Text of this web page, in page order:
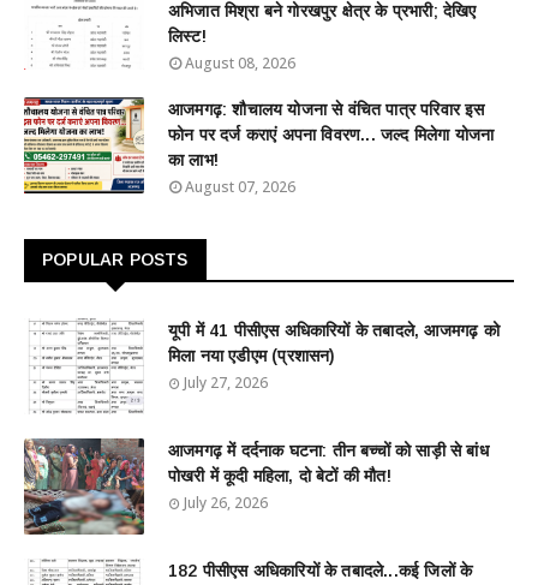
अभिजात मिश्रा बने गोरखपुर क्षेत्र के प्रभारी; देखिए
लिस्ट!
August 08, 2026
आजमगढ़: शौचालय योजना से वंचित पात्र परिवार इस
फोन पर दर्ज कराएं अपना विवरण... जल्द मिलेगा योजना
का लाभ!
August 07, 2026
POPULAR POSTS
यूपी में 41 पीसीएस अधिकारियों के तबादले, आजमगढ़ को
मिला नया एडीएम (प्रशासन)
July 27, 2026
आजमगढ़ में दर्दनाक घटना: तीन बच्चों को साड़ी से बांध
पोखरी में कूदी महिला, दो बेटों की मौत!
July 26, 2026
182 पीसीएस अधिकारियों के तबादले...कई जिलों के